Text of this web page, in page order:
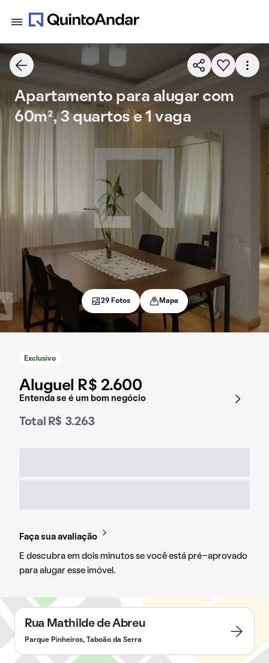
Exclusivo
Aluguel R$ 2.600
Entenda se é um bom negócio
Total R$ 3.263
Faça sua avaliação
E descubra em dois minutos se você está pré-aprovado
para alugar esse imóvel.
Apartamento para alugar com
60m², 3 quartos e 1 vaga
29 Fotos Mapa
Rua Mathilde de Abreu
Parque Pinheiros, Taboão da Serra